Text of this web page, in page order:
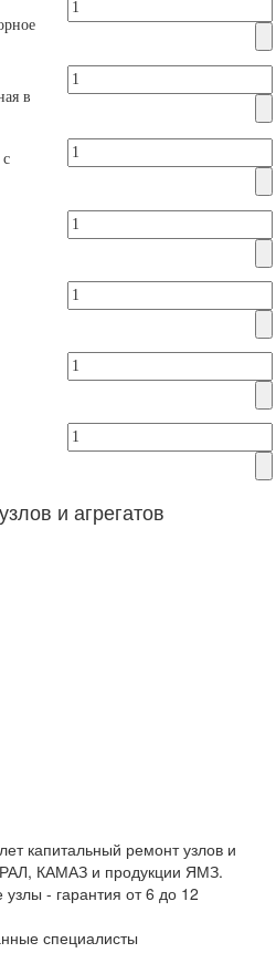
в
и агрегатов
капитальный ремонт узлов и
КАМАЗ и продукции ЯМЗ.
- гарантия от 6 до 12
специалисты